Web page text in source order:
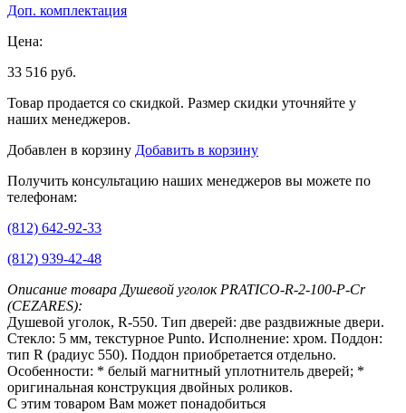
Доп. комплектация
Цена:
33 516 руб.
Товар продается со скидкой. Размер скидки уточняйте у
наших менеджеров.
Добавлен в корзину Добавить в корзину
Получить консультацию наших менеджеров вы можете по
телефонам:
(812) 642-92-33
(812) 939-42-48
Описание товара Душевой уголок PRATICO-R-2-100-P-Cr
(CEZARES):
Душевой уголок, R-550. Тип дверей: две раздвижные двери.
Стекло: 5 мм, текстурное Punto. Исполнение: хром. Поддон:
тип R (радиус 550). Поддон приобретается отдельно.
Особенности: * белый магнитный уплотнитель дверей; *
оригинальная конструкция двойных роликов.
С этим товаром Вам может понадобиться